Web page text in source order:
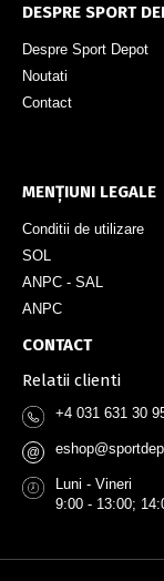
DESPRE SPORT
Despre Sport Depot
Noutati
Contact
MENȚIUNI LEGALE
Conditii de utilizare
SOL
ANPC - SAL
ANPC
CONTACT
Relatii clienti
+4 031 631 30
@
Luni - Vineri
9:00 - 13:00;